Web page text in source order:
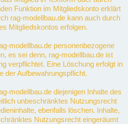
Funktion im Mitgliedskonto erklärt
rag-modellbau.de kann auch durch
Mitgliedskontos erfolgen.
modellbau.de personenbezogene
es sei denn, rag-modellbau.de ist
verpflichtet. Eine Löschung erfolgt in
der Aufbewahrungspflicht.
modellbau.de diejenigen Inhalte des
unbeschränktes Nutzungsrecht
ebenfalls löschen. Inhalte,
Nutzungsrecht eingeräumt